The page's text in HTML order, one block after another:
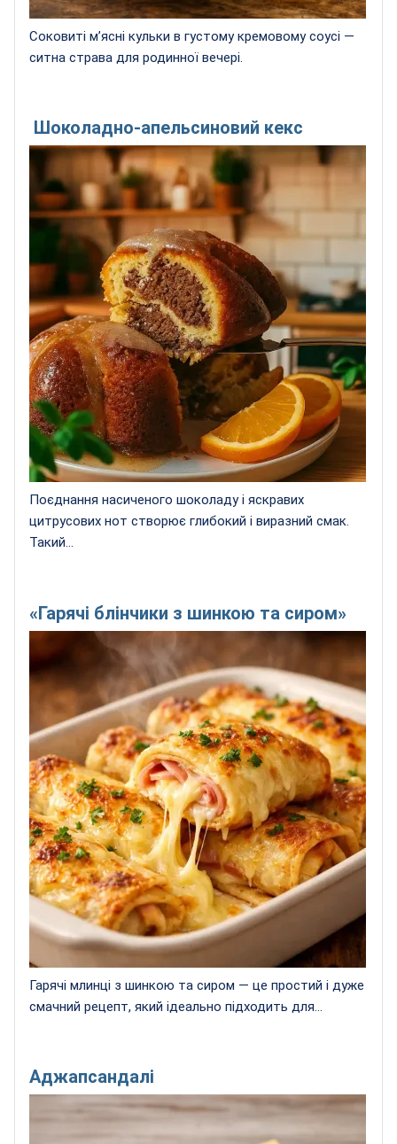
Соковиті м’ясні кульки в густому кремовому соусі —
ситна страва для родинної вечері.
Шоколадно-апельсиновий кекс
Поєднання насиченого шоколаду і яскравих
цитрусових нот створює глибокий і виразний смак.
Такий...
«Гарячі блінчики з шинкою та сиром»
Гарячі млинці з шинкою та сиром — це простий і дуже
смачний рецепт, який ідеально підходить для...
Аджапсандалі